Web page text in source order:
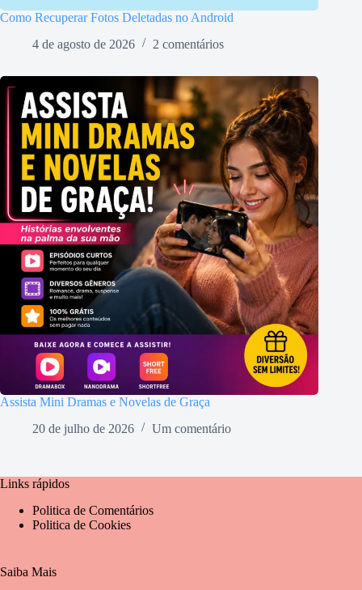
Como Recuperar Fotos Deletadas no Android
4 de agosto de 2026
2 comentários
Assista Mini Dramas e Novelas de Graça
20 de julho de 2026
Um comentário
Links rápidos
Politica de Comentários
Politica de Cookies
Saiba Mais